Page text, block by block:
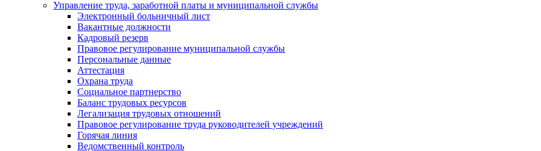
Управление труда, заработной платы и муниципальной службы
Электронный больничный лист
Вакантные должности
Кадровый резерв
Правовое регулирование муниципальной службы
Персональные данные
Аттестация
Охрана труда
Социальное партнерство
Баланс трудовых ресурсов
Легализация трудовых отношений
Правовое регулирование труда руководителей учреждений
Горячая линия
Ведомственный контроль